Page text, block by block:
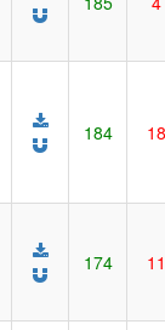
184 18
174 11